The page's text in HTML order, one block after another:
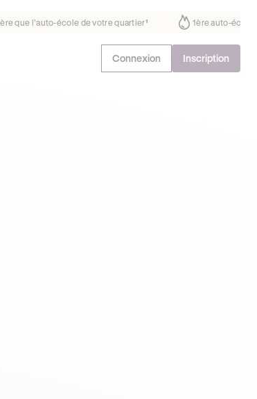
30% moins chère que l’auto-école de votre
Connexion Inscription